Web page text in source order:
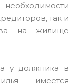
необходимости
так и
на жилище
у должника в
имеется